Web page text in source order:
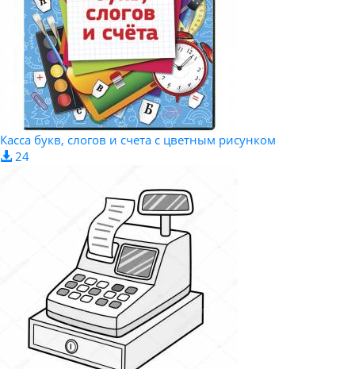
Касса букв, слогов и счета c цветным рисунком
24